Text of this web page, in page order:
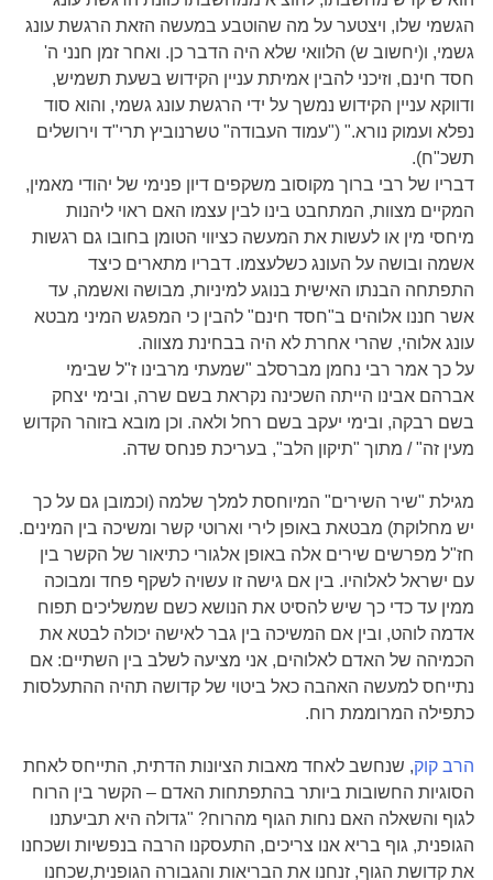
הגשמי שלו, ויצטער על מה שהוטבע במעשה הזאת הרגשת עונג
גשמי, ו(יחשוב ש) הלוואי שלא היה הדבר כן. ואחר זמן חנני ה'
חסד חינם, וזיכני להבין אמיתת עניין הקידוש בשעת תשמיש,
ודווקא עניין הקידוש נמשך על ידי הרגשת עונג גשמי, והוא סוד
נפלא ועמוק נורא." ("עמוד העבודה" טשרנוביץ תרי"ד וירושלים
תשכ"ח).
דבריו של רבי ברוך מקוסוב משקפים דיון פנימי של יהודי מאמין,
המקיים מצוות, המתחבט בינו לבין עצמו האם ראוי ליהנות
מיחסי מין או לעשות את המעשה כציווי הטומן בחובו גם רגשות
אשמה ובושה על העונג כשלעצמו. דבריו מתארים כיצד
התפתחה הבנתו האישית בנוגע למיניות, מבושה ואשמה, עד
אשר חננו אלוהים ב"חסד חינם" להבין כי המפגש המיני מבטא
עונג אלוהי, שהרי אחרת לא היה בבחינת מצווה.
על כך אמר רבי נחמן מברסלב "שמעתי מרבינו ז"ל שבימי
אברהם אבינו הייתה השכינה נקראת בשם שרה, ובימי יצחק
בשם רבקה, ובימי יעקב בשם רחל ולאה. וכן מובא בזוהר הקדוש
מעין זה" / מתוך "תיקון הלב", בעריכת פנחס שדה.
מגילת "שיר השירים" המיוחסת למלך שלמה (וכמובן גם על כך
יש מחלוקת) מבטאת באופן לירי וארוטי קשר ומשיכה בין המינים.
חז"ל מפרשים שירים אלה באופן אלגורי כתיאור של הקשר בין
עם ישראל לאלוהיו. בין אם גישה זו עשויה לשקף פחד ומבוכה
ממין עד כדי כך שיש להסיט את הנושא כשם שמשליכים תפוח
אדמה לוהט, ובין אם המשיכה בין גבר לאישה יכולה לבטא את
הכמיהה של האדם לאלוהים, אני מציעה לשלב בין השתיים: אם
נתייחס למעשה האהבה כאל ביטוי של קדושה תהיה ההתעלסות
כתפילה המרוממת רוח.
הרב קוק, שנחשב לאחד מאבות הציונות הדתית, התייחס לאחת
הסוגיות החשובות ביותר בהתפתחות האדם – הקשר בין הרוח
לגוף והשאלה האם נחות הגוף מהרוח? "גדולה היא תביעתנו
הגופנית, גוף בריא אנו צריכים, התעסקנו הרבה בנפשיות ושכחנו
את קדושת הגוף, זנחנו את הבריאות והגבורה הגופנית,שכחנו